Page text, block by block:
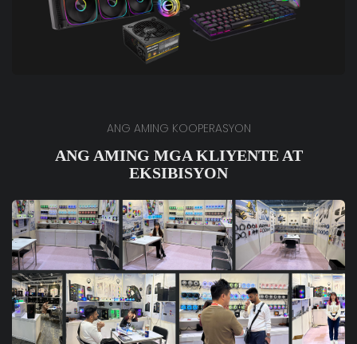
ANG AMING KOOPERASYON
ANG AMING MGA KLIYENTE AT
EKSIBISYON